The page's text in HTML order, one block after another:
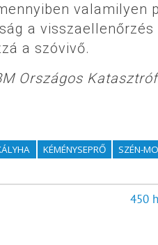
valamilyen
a
a szóvivő.
Országos
KÉMÉNYSEPRŐ SZÉN-
450